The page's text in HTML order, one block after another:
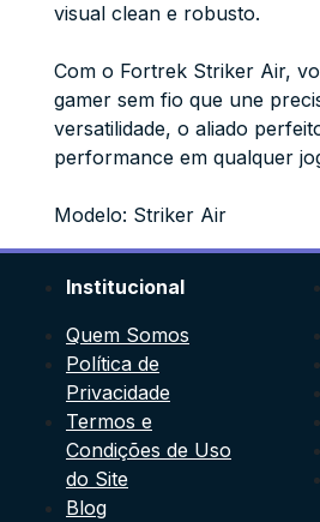
visual clean e robusto.
Com o Fortrek Striker Air,
gamer sem fio que une
versatilidade, o aliado
performance em qualquer
Modelo: Striker Air
Institucional
Quem Somos
Política de
Privacidade
Termos e
Condições de Uso
do Site
Blog